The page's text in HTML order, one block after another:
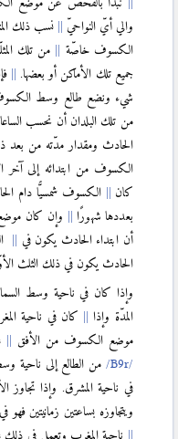
والي أيّ النواحيّ
نسب ذلك
الكسوف خاصّة
من تلك
جميع تلك الأماكن أو بعضها.
شيء ونضع طالع وسط
من تلك البلدان أن نحسب
الحادث ومقدار مدّته من بعد
الكسوف من ابتدائه إلى آخر
كان
الكسوف شمسيًّا دام
بعددها شهورًا
وإن كان
أن ابتداء الحادث يكون في
الحادث يكون في ذلك الثلث
وإذا كان في ناحية وسط
المدّة وإذا
كان في ناحية
موضع الكسوف من الأفق
من الطالع إلى ناحية
في ناحية المشرق. وإذا تجاوز
ويتجاوزه بساعتين زمانيتين
ناحية المغرب وتعمل في ذلك